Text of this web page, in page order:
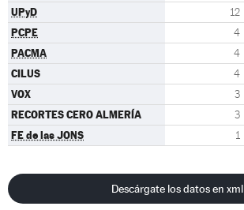
UPyD 12
PCPE 4
PACMA 4
CILUS 4
VOX 3
RECORTES CERO ALMERÍA 3
FE de las JONS 1
Descárgate los datos en xml